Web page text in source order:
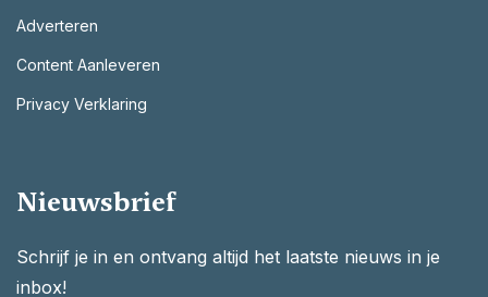
Adverteren
Content Aanleveren
Privacy Verklaring
Nieuwsbrief
Schrijf je in en ontvang altijd het laatste nieuws in je
inbox!